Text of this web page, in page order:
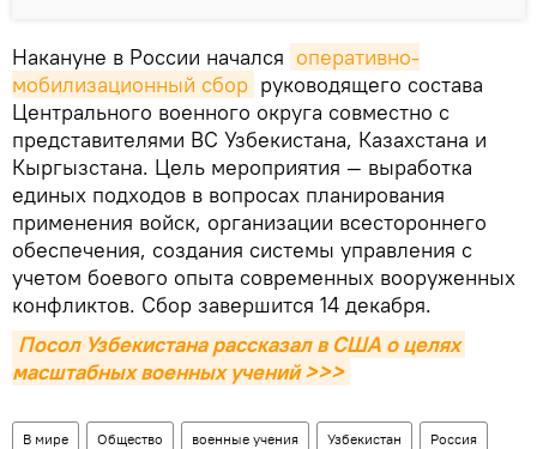
Накануне в России начался оперативно-
мобилизационный сбор руководящего состава
Центрального военного округа совместно с
представителями ВС Узбекистана, Казахстана и
Кыргызстана. Цель мероприятия — выработка
единых подходов в вопросах планирования
применения войск, организации всестороннего
обеспечения, создания системы управления с
учетом боевого опыта современных вооруженных
конфликтов. Сбор завершится 14 декабря.
Посол Узбекистана рассказал в США о целях
масштабных военных учений >>>
В мире Общество военные учения Узбекистан Россия